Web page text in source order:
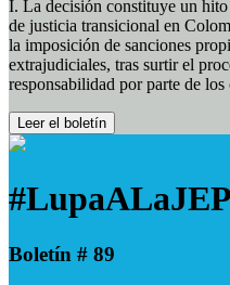
I. La decisión constituye un
de justicia transicional en
la imposición de sanciones
extrajudiciales, tras surtir el
responsabilidad por parte de los
Leer el boletín
#LupaALaJEP
Boletín # 89